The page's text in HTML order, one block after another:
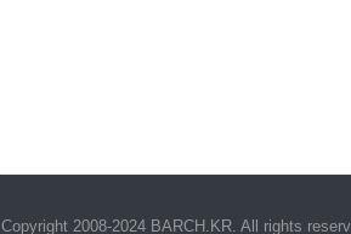
Copyright 2008-2024 BARCH.KR. All rights